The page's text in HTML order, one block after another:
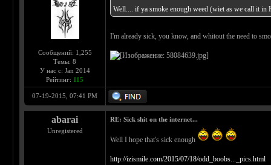
Сообщений: 1,255
Темы: 8
У нас с: Jan 2014
Рейтинг: 115
Well.... if ya smoke enough weed (wiet as we call it
I'm already sick, you know, and whitout the need to
07-19-2015, 07:41 PM
abarai
Unregistered
RE: Sick shit on the internet...
Well I hope that's sick enough
http://izismile.com/2015/07/18/odd_boobs..._pics.html